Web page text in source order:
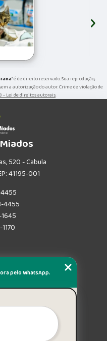
›
" é de direito reservado. Sua reprodução,
a autorização do autor. Crime de violação de
- Lei de direitos autorais.
520 - Cabula
41195-001
4455
pelo WhatsApp.